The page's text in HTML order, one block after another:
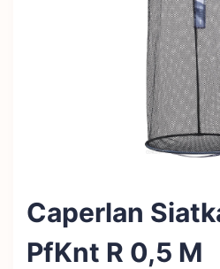
Caperlan
PfKnt R 0,5 M